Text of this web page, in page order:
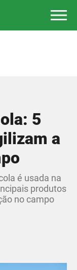
5
a
é usada na
produtos
no campo